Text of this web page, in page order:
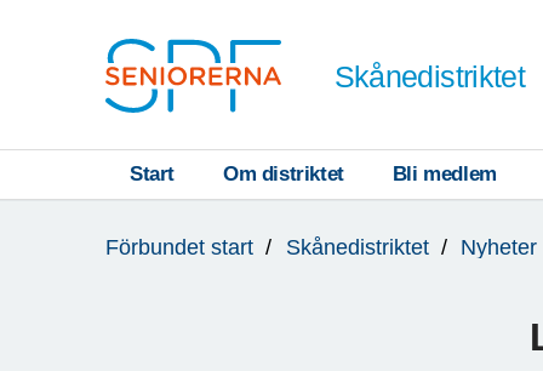
Skånedistriktet
Start Om distriktet Bli medlem
är
Förbundet start Skånedistriktet Nyheter